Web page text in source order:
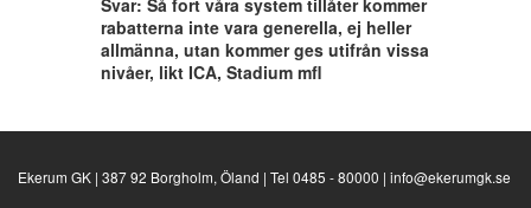
Svar: Så fort våra system tillåter kommer
rabatterna inte vara generella, ej heller
allmänna, utan kommer ges utifrån vissa
nivåer, likt ICA, Stadium mfl
Ekerum GK | 387 92 Borgholm, Öland | Tel 0485 - 80000 | info@ekerumgk.se